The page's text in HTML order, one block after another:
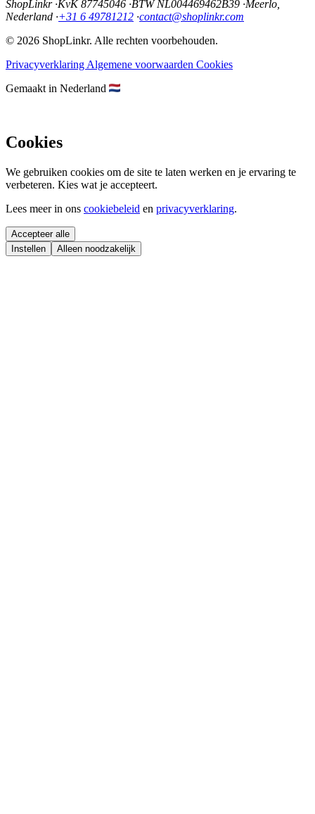
ShopLinkr ·KvK 87745046 ·BTW NL004469462B39 ·Meerlo,
Nederland ·+31 6 49781212 ·contact@shoplinkr.com
© 2026 ShopLinkr. Alle rechten voorbehouden.
Privacyverklaring Algemene voorwaarden Cookies
Gemaakt in Nederland
Cookies
We gebruiken cookies om de site te laten werken en je ervaring te
verbeteren. Kies wat je accepteert.
Lees meer in ons cookiebeleid en privacyverklaring.
Accepteer alle
Instellen
Alleen noodzakelijk